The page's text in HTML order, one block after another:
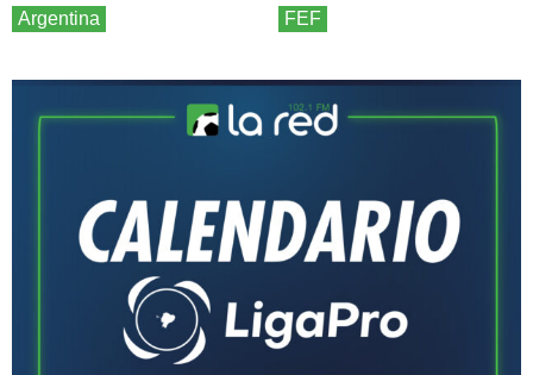
Argentina FEF